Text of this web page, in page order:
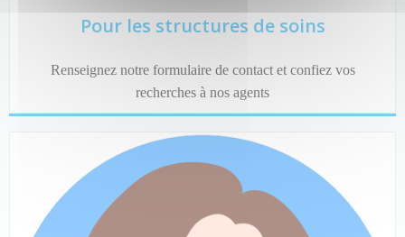
Pour les structures de soins
Renseignez notre formulaire de contact et confiez vos
recherches à nos agents